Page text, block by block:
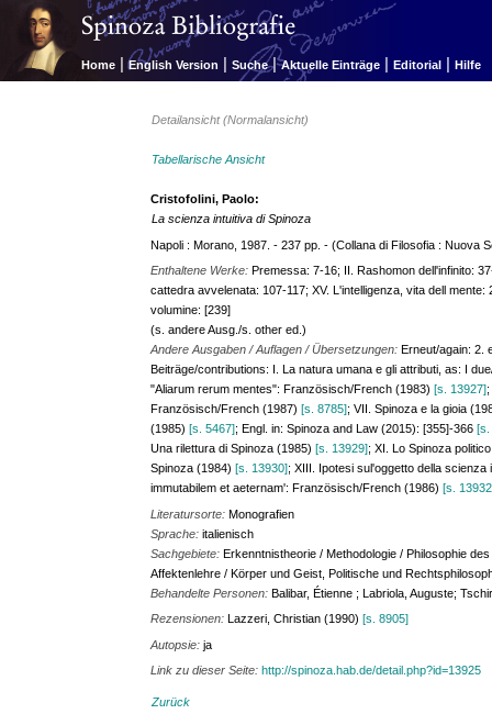
Home | English Version | Suche | Aktuelle Einträge | Editorial | Hilfe
Detailansicht (Normalansicht)
Tabellarische Ansicht
Cristofolini, Paolo:
La scienza intuitiva di Spinoza
Napoli : Morano, 1987. - 237 pp. - (Collana di Filosofia : Nuova
Enthaltene Werke:Premessa: 7-16; II. Rashomon dell'infinito:
cattedra avvelenata: 107-117; XV. L'intelligenza, vita dell
volumine: [239]
(s. andere Ausg./s. other ed.)
Andere Ausgaben / Auflagen / Übersetzungen:Erneut/again: 2.
Beiträge/contributions: I. La natura umana e gli attributi, as: I
"Aliarum rerum mentes": Französisch/French (1983)[s. 13927]
Französisch/French (1987)[s. 8785]; VII. Spinoza e la gioia
(1985)[s. 5467]; Engl. in: Spinoza and Law (2015): [355]-366[s.
Una rilettura di Spinoza (1985)[s. 13929]; XI. Lo Spinoza
Spinoza (1984)[s. 13930]; XIII. Ipotesi sul'oggetto della
immutabilem et aeternam': Französisch/French (1986)[s.
Literatursorte:Monografien
Sprache:italienisch
Sachgebiete:Erkenntnistheorie / Methodologie / Philosophie
Affektenlehre / Körper und Geist, Politische und
Behandelte Personen:Balibar, Étienne ; Labriola, Auguste;
Rezensionen:Lazzeri, Christian (1990)[s. 8905]
Autopsie:ja
Link zu dieser Seite:http://spinoza.hab.de/detail.php?id=13925
Zurück